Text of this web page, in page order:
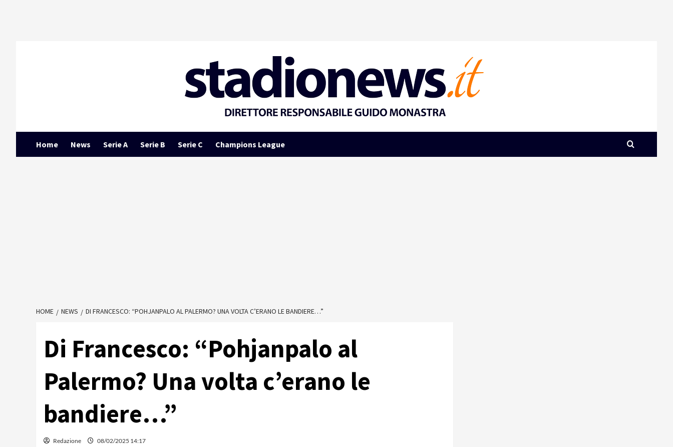
Home News Serie A Serie B Serie C Champions League
HOME NEWS DI FRANCESCO: “POHJANPALO AL PALERMO? UNA VOLTA C’ERANO LE BANDIERE…”
Di Francesco: “Pohjanpalo al
Palermo? Una volta c’erano le
bandiere…”
Redazione 08/02/2025 14:17